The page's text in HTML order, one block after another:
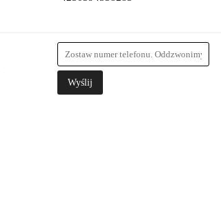
Wyślij